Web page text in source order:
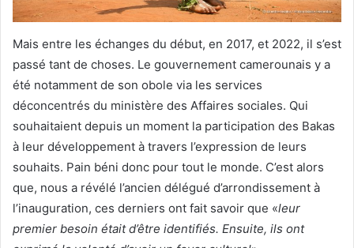
Mais entre les échanges du début, en 2017, et 2022, il s’est
passé tant de choses. Le gouvernement camerounais y a
été notamment de son obole via les services
déconcentrés du ministère des Affaires sociales. Qui
souhaitaient depuis un moment la participation des Bakas
à leur développement à travers l’expression de leurs
souhaits. Pain béni donc pour tout le monde. C’est alors
que, nous a révélé l’ancien délégué d’arrondissement à
l’inauguration, ces derniers ont fait savoir que «leur
premier besoin était d’être identifiés. Ensuite, ils ont